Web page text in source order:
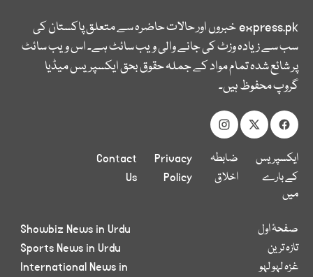
express.pkخبروں اور حالات حاضرہ سے متعلق پاکستان کی
سب سے زیادہ وزٹ کی جانے والی ویب سائٹ ہے۔ اس ویب سائٹ
پر شائع شدہ تمام مواد کے جملہ حقوق بحق ایکسپریس میڈیا
گروپ محفوظ ہیں۔
ایکسپریس
کے بارے
میں
ضابطہ
اخلاق
Privacy
Policy
Contact
Us
صفحۂ اول
تازہ ترین
غزہ لہو لہو
Showbiz News in Urdu
Sports News in Urdu
International News in